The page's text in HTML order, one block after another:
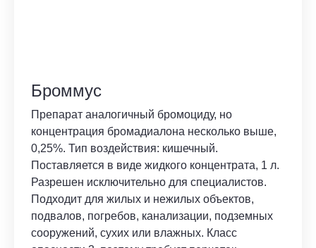
Броммус
Препарат аналогичный бромоциду, но
концентрация бромадиалона несколько выше,
0,25%. Тип воздействия: кишечный.
Поставляется в виде жидкого концентрата, 1 л.
Разрешен исключительно для специалистов.
Подходит для жилых и нежилых объектов,
подвалов, погребов, канализации, подземных
сооружений, сухих или влажных. Класс